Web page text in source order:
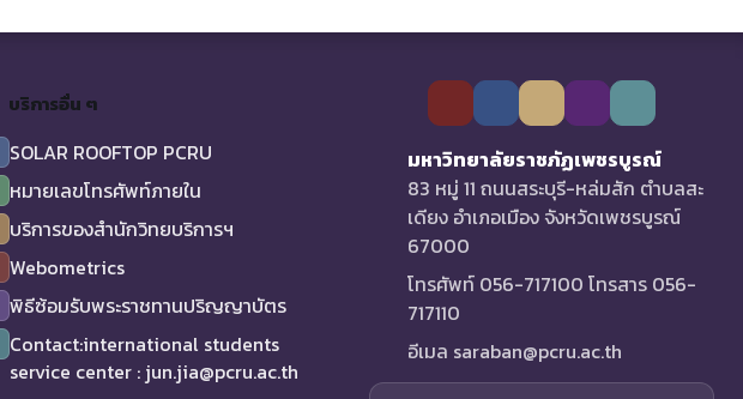
บริการอื่น ๆ
SOLAR ROOFTOP PCRU
หมายเลขโทรศัพท์ภายใน
บริการของสำนักวิทยบริการฯ
Webometrics
พิธีซ้อมรับพระราชทานปริญญาบัตร
Contact:international students
service center : jun.jia@pcru.ac.th
มหาวิทยาลัยราชภัฏเพชรบูรณ์
83 หมู่ 11 ถนนสระบุรี-หล่มสัก ตำบลสะ
เดียง อำเภอเมือง จังหวัดเพชรบูรณ์
67000
โทรศัพท์ 056-717100 โทรสาร 056-
717110
อีเมล saraban@pcru.ac.th